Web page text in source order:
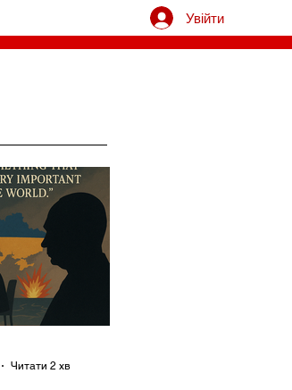
Увійти
Читати 2 хв